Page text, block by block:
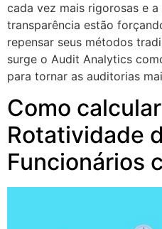
cada vez mais rigorosas e
transparência estão
repensar seus métodos
surge o Audit Analytics
para tornar as auditorias
Como
Rotatividade
Funcionários